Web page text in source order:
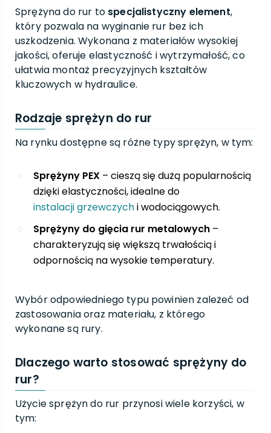
Sprężyna do rur to specjalistyczny element,
który pozwala na wyginanie rur bez ich
uszkodzenia. Wykonana z materiałów wysokiej
jakości, oferuje elastyczność i wytrzymałość, co
ułatwia montaż precyzyjnych kształtów
kluczowych w hydraulice.
Rodzaje sprężyn do rur
Na rynku dostępne są różne typy sprężyn, w tym:
Sprężyny PEX – cieszą się dużą popularnością
dzięki elastyczności, idealne do
instalacji grzewczychi wodociągowych.
Sprężyny do gięcia rur metalowych –
charakteryzują się większą trwałością i
odpornością na wysokie temperatury.
Wybór odpowiedniego typu powinien zależeć od
zastosowania oraz materiału, z którego
wykonane są rury.
Dlaczego warto stosować sprężyny do
rur?
Użycie sprężyn do rur przynosi wiele korzyści, w
tym: